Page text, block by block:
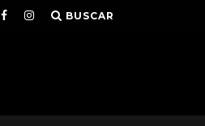
BUSCAR